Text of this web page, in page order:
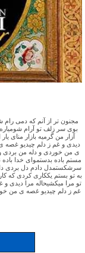
مجنون تر از آنم که دمی
بوی سر زلف تو آرام شومیاره
آزار من گرمیه بازار منای
دیدی و غم ز دلم چیدیو غصه
ی من خوردی و دله من بردی
مستم باده بدستموای خدا
سرشکستمدل دادم دل بردی
به تو بستم یککاری کردی که
تو مرا میکشیحاله مرا دیدی
غم ز دلم چیدیو غصه ی من